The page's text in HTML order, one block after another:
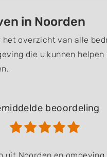
in Noorden
het overzicht van alle
die u kunnen helpen
beoordeling